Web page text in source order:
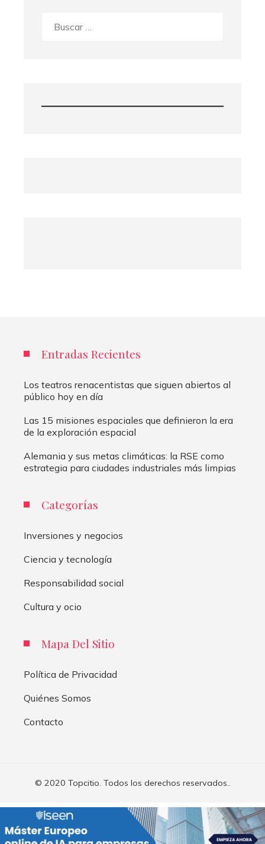
Entradas Recientes
Los teatros renacentistas que siguen abiertos al
público hoy en día
Las 15 misiones espaciales que definieron la era
de la exploración espacial
Alemania y sus metas climáticas: la RSE como
estrategia para ciudades industriales más limpias
Categorías
Inversiones y negocios
Ciencia y tecnología
Responsabilidad social
Cultura y ocio
Mapa Del Sitio
Política de Privacidad
Quiénes Somos
Contacto
© 2020 Topcitio. Todos los derechos reservados..